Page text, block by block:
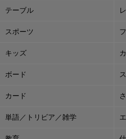
テーブル
スポーツ
キッズ
ボード
カード
単語／トリビア／雑学